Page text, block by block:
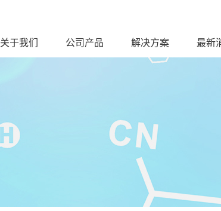
关于我们 公司产品 解决方案 最新